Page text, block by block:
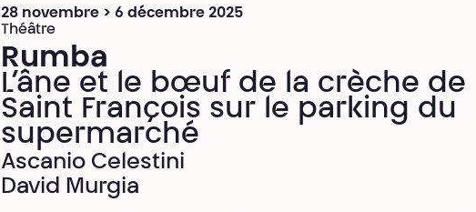
28 novembre > 6 décembre 2025
Théâtre
Rumba
L’âne et le bœuf de la crèche de
Saint François sur le parking du
supermarché
Ascanio Celestini
David Murgia